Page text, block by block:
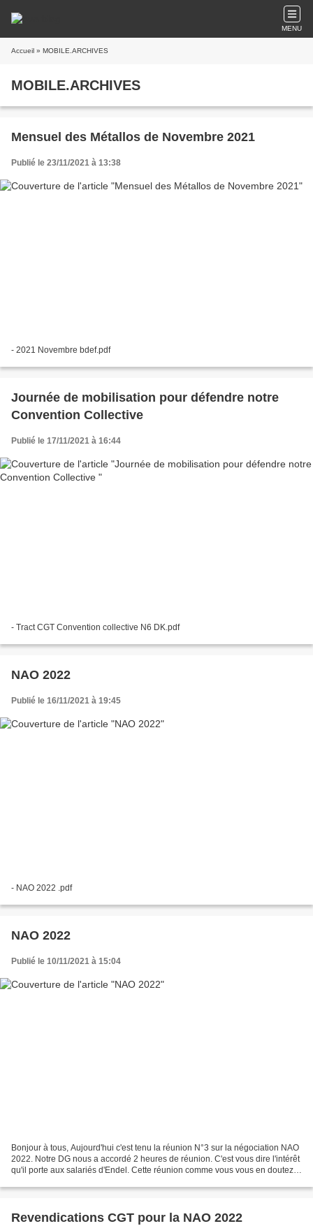
MENU
Accueil » MOBILE.ARCHIVES
MOBILE.ARCHIVES
Mensuel des Métallos de Novembre 2021
Publié le 23/11/2021 à 13:38
- 2021 Novembre bdef.pdf
Journée de mobilisation pour défendre notre
Convention Collective
Publié le 17/11/2021 à 16:44
- Tract CGT Convention collective N6 DK.pdf
NAO 2022
Publié le 16/11/2021 à 19:45
- NAO 2022 .pdf
NAO 2022
Publié le 10/11/2021 à 15:04
Bonjour à tous, Aujourd'hui c'est tenu la réunion N°3 sur la négociation NAO
2022. Notre DG nous a accordé 2 heures de réunion. C'est vous dire l'intérêt
qu'il porte aux salariés d'Endel. Cette réunion comme vous vous en doutez a
Revendications CGT pour la NAO 2022